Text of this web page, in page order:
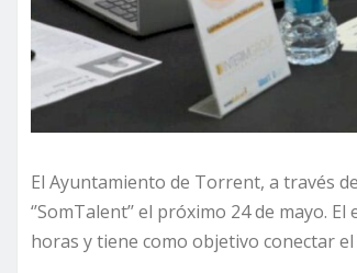
El Ayuntamiento de Torrent, a través
‘’SomTalent’’ el próximo 24 de mayo.
horas y tiene como objetivo conectar